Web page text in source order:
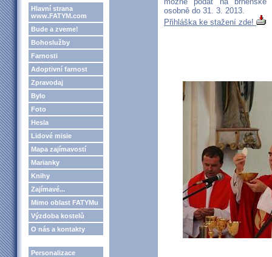
Hlavní strana
www.FATYM.com
Bude a zveme!
Bohoslužby
Farnosti
Adoptivní farnost
Zpravodaj
Bylo
Foto
Hesla
Lidové misie
Mapa zajímavostí
Marianky
Knihy
Zajímavé...
Mimo oblast FATYMu
Výzdoba kostelů
O nás a kontakty
Personalizace
osobně do 31. 3. 2013.
Přihláška ke stažení zde!